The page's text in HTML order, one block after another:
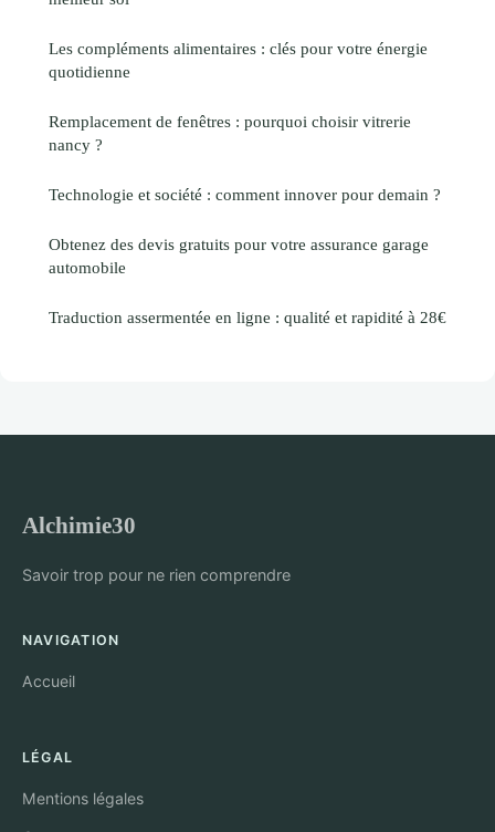
Les compléments alimentaires : clés pour votre énergie
quotidienne
Remplacement de fenêtres : pourquoi choisir vitrerie
nancy ?
Technologie et société : comment innover pour demain ?
Obtenez des devis gratuits pour votre assurance garage
automobile
Traduction assermentée en ligne : qualité et rapidité à 28€
Alchimie30
Savoir trop pour ne rien comprendre
NAVIGATION
Accueil
LÉGAL
Mentions légales